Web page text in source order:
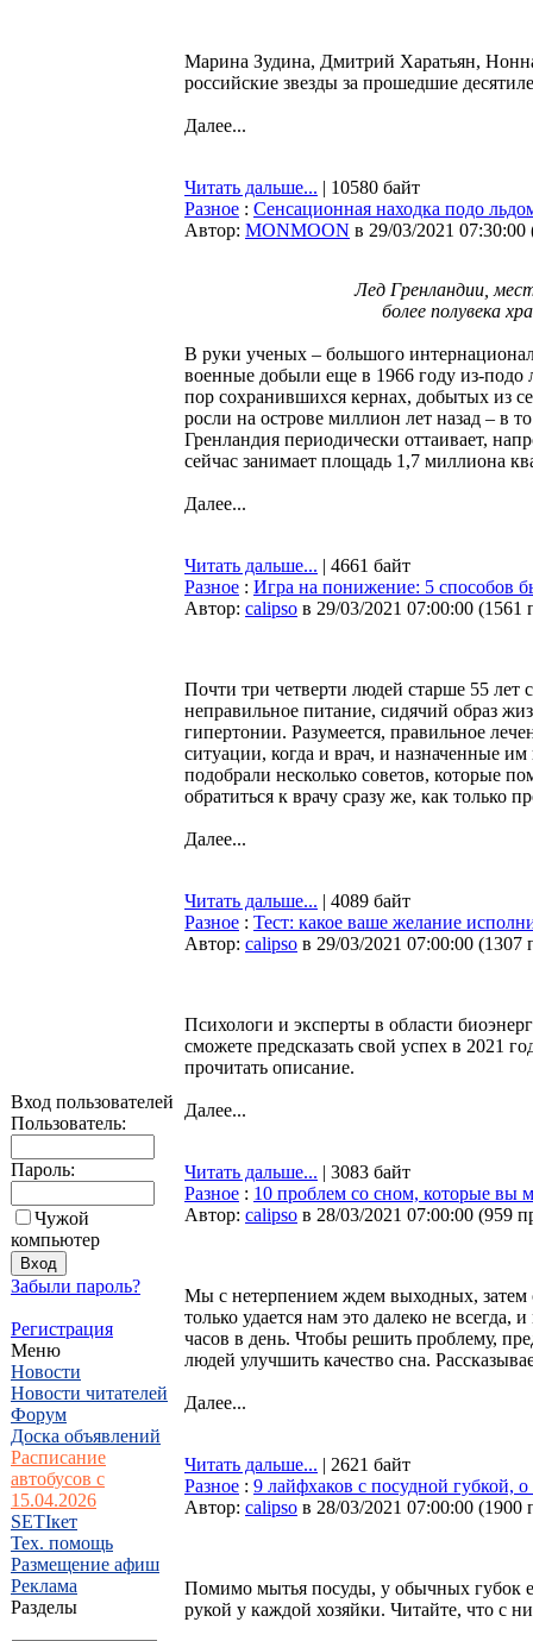
Вход пользователей
Пользователь:
Пароль:
Чужой
компьютер
Забыли пароль?
Регистрация
Меню
Новости
Новости читателей
Форум
Доска объявлений
Расписание
автобусов с
15.04.2026
SETIкет
Тех. помощь
Размещение афиш
Реклама
Разделы
Марина Зудина, Дмитрий Харатьян,
российские звезды за прошедшие
Далее...
Читать дальше... | 10580 байт
Разное : Сенсационная находка подо
Автор: MONMOON в 29/03/2021 07:30:00
Лед Гренландии,
более полувека
В руки ученых – большого
военные добыли еще в 1966 году из-подо
пор сохранившихся кернах, добытых из
росли на острове миллион лет назад – в
Гренландия периодически оттаивает,
сейчас занимает площадь 1,7 миллиона
Далее...
Читать дальше... | 4661 байт
Разное : Игра на понижение: 5 способов
Автор: calipso в 29/03/2021 07:00:00 (1561
Почти три четверти людей старше 55
неправильное питание, сидячий образ
гипертонии. Разумеется, правильное
ситуации, когда и врач, и назначенные
подобрали несколько советов, которые
обратиться к врачу сразу же, как только
Далее...
Читать дальше... | 4089 байт
Разное : Тест: какое ваше желание
Автор: calipso в 29/03/2021 07:00:00 (1307
Психологи и эксперты в области
сможете предсказать свой успех в 2021
прочитать описание.
Далее...
Читать дальше... | 3083 байт
Разное : 10 проблем со сном, которые вы
Автор: calipso в 28/03/2021 07:00:00 (959
Мы с нетерпением ждем выходных, затем
только удается нам это далеко не
часов в день. Чтобы решить проблему,
людей улучшить качество сна.
Далее...
Читать дальше... | 2621 байт
Разное : 9 лайфхаков с посудной губкой,
Автор: calipso в 28/03/2021 07:00:00 (1900
Помимо мытья посуды, у обычных губок
рукой у каждой хозяйки. Читайте, что с